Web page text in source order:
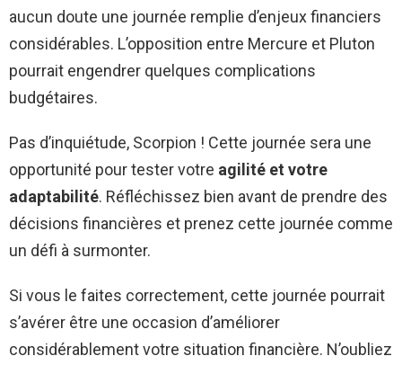
aucun doute une journée remplie d’enjeux financiers
considérables. L’opposition entre Mercure et Pluton
pourrait engendrer quelques complications
budgétaires.
Pas d’inquiétude, Scorpion ! Cette journée sera une
opportunité pour tester votre agilité et votre
adaptabilité. Réfléchissez bien avant de prendre des
décisions financières et prenez cette journée comme
un défi à surmonter.
Si vous le faites correctement, cette journée pourrait
s’avérer être une occasion d’améliorer
considérablement votre situation financière. N’oubliez